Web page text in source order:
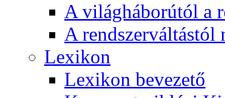
A világháborútól a
A rendszerváltástól
Lexikon
Lexikon bevezető